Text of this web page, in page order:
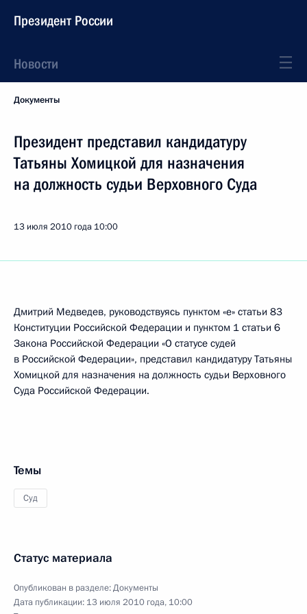
Президент России
Новости
Документы
Президент представил кандидатуру
Татьяны Хомицкой для назначения
на должность судьи Верховного Суда
13 июля 2010 года 10:00
Дмитрий Медведев, руководствуясь пунктом «е» статьи 83
Конституции Российской Федерации и пунктом 1 статьи 6
Закона Российской Федерации «О статусе судей
в Российской Федерации», представил кандидатуру Татьяны
Хомицкой для назначения на должность судьи Верховного
Суда Российской Федерации.
Темы
Суд
Статус материала
Опубликован в разделе:Документы
Дата публикации: 13 июля 2010 года, 10:00